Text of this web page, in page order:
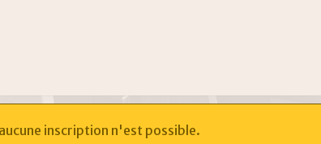
inscription n'est possible.